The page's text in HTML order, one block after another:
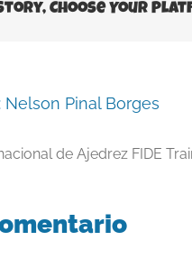
Choose Your
Nelson Pinal Borges
de Ajedrez FIDE